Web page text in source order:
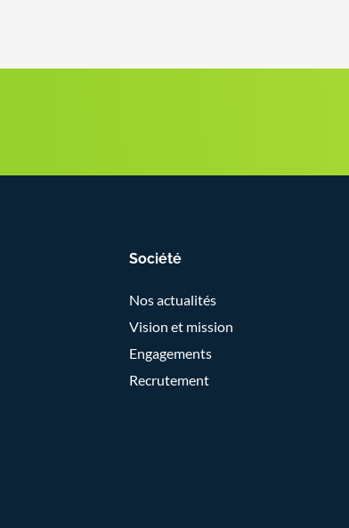
Société
Nos actualités
Vision et mission
Engagements
Recrutement